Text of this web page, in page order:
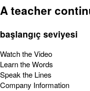
A teacher
başlangıç seviyesi
Watch the Video
Learn the Words
Speak the Lines
Company Information